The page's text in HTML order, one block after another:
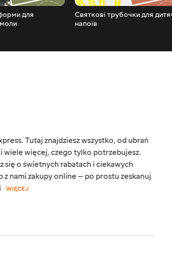
для
Святкові трубочки для
напоїв
Tutaj znajdziesz wszystko, od ubrań
wiele więcej, czego tylko potrzebujesz.
o świetnych rabatach i ciekawych
nami zakupy online — po prostu zeskanuj
WIĘCEJ